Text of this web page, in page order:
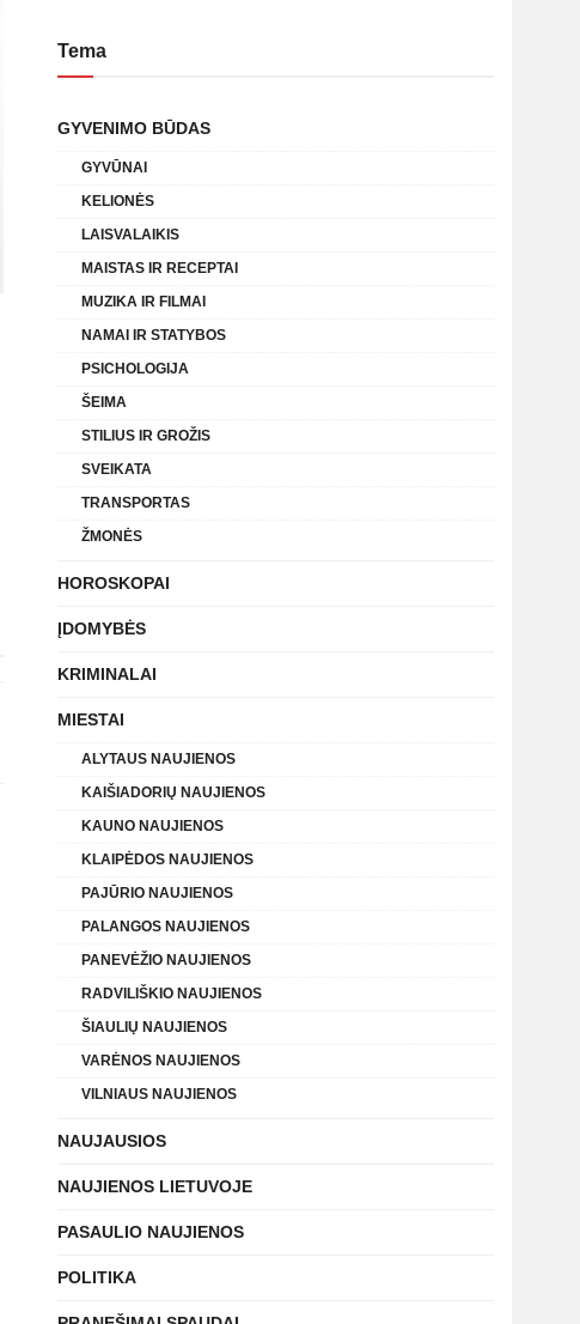
Tema
GYVENIMO BŪDAS
GYVŪNAI
KELIONĖS
LAISVALAIKIS
MAISTAS IR RECEPTAI
MUZIKA IR FILMAI
NAMAI IR STATYBOS
PSICHOLOGIJA
ŠEIMA
STILIUS IR GROŽIS
SVEIKATA
TRANSPORTAS
ŽMONĖS
HOROSKOPAI
ĮDOMYBĖS
KRIMINALAI
MIESTAI
ALYTAUS NAUJIENOS
KAIŠIADORIŲ NAUJIENOS
KAUNO NAUJIENOS
KLAIPĖDOS NAUJIENOS
PAJŪRIO NAUJIENOS
PALANGOS NAUJIENOS
PANEVĖŽIO NAUJIENOS
RADVILIŠKIO NAUJIENOS
ŠIAULIŲ NAUJIENOS
VARĖNOS NAUJIENOS
VILNIAUS NAUJIENOS
NAUJAUSIOS
NAUJIENOS LIETUVOJE
PASAULIO NAUJIENOS
POLITIKA